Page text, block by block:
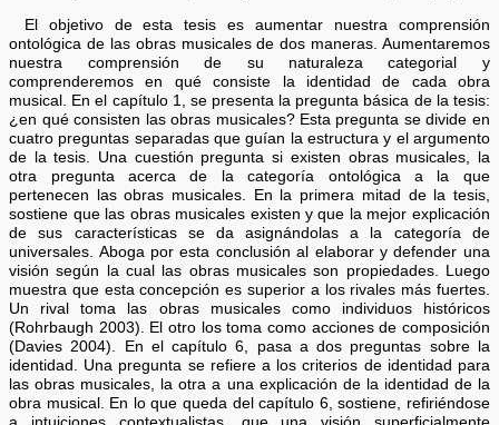
El objetivo de esta tesis es aumentar nuestra comprensión
ontológica de las obras musicales de dos maneras. Aumentaremos
nuestra comprensión de su naturaleza categorial y
comprenderemos en qué consiste la identidad de cada obra
musical. En el capítulo 1, se presenta la pregunta básica de la tesis:
¿en qué consisten las obras musicales? Esta pregunta se divide en
cuatro preguntas separadas que guían la estructura y el argumento
de la tesis. Una cuestión pregunta si existen obras musicales, la
otra pregunta acerca de la categoría ontológica a la que
pertenecen las obras musicales. En la primera mitad de la tesis,
sostiene que las obras musicales existen y que la mejor explicación
de sus características se da asignándolas a la categoría de
universales. Aboga por esta conclusión al elaborar y defender una
visión según la cual las obras musicales son propiedades. Luego
muestra que esta concepción es superior a los rivales más fuertes.
Un rival toma las obras musicales como individuos históricos
(Rohrbaugh 2003). El otro los toma como acciones de composición
(Davies 2004). En el capítulo 6, pasa a dos preguntas sobre la
identidad. Una pregunta se refiere a los criterios de identidad para
las obras musicales, la otra a una explicación de la identidad de la
obra musical. En lo que queda del capítulo 6, sostiene, refiriéndose